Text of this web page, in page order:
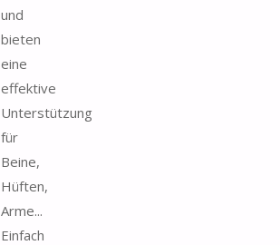
und
bieten
eine
effektive
Unterstützung
für
Beine,
Hüften,
Arme...
Einfach